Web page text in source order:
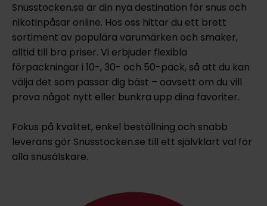
Snusstocken.se är din nya destination för snus och
nikotinpåsar online. Hos oss hittar du ett brett
sortiment av populära varumärken och smaker,
alltid till bra priser. Vi erbjuder flexibla
förpackningar i 10-, 30- och 50-pack, så att du kan
välja det som passar dig bäst – oavsett om du vill
prova något nytt eller bunkra upp dina favoriter.
Fokus på kvalitet, enkel beställning och snabb
leverans gör Snusstocken.se till ett självklart val för
alla snusälskare.